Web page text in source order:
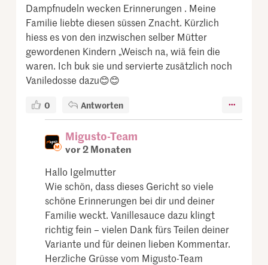
Dampfnudeln wecken Erinnerungen . Meine
Familie liebte diesen süssen Znacht. Kürzlich
hiess es von den inzwischen selber Mütter
gewordenen Kindern „Weisch na, wiä fein die
waren. Ich buk sie und servierte zusätzlich noch
Vaniledosse dazu😊😊
0 Antworten
Migusto-Team
vor 2 Monaten
Hallo Igelmutter
Wie schön, dass dieses Gericht so viele
schöne Erinnerungen bei dir und deiner
Familie weckt. Vanillesauce dazu klingt
richtig fein – vielen Dank fürs Teilen deiner
Variante und für deinen lieben Kommentar.
Herzliche Grüsse vom Migusto-Team